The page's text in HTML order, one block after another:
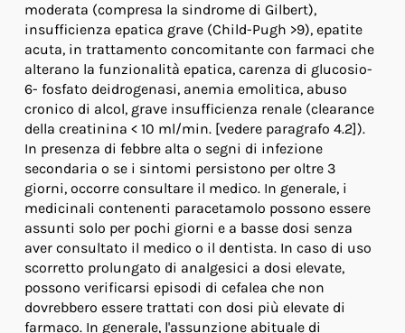
moderata (compresa la sindrome di Gilbert),
insufficienza epatica grave (Child-Pugh >9), epatite
acuta, in trattamento concomitante con farmaci che
alterano la funzionalità epatica, carenza di glucosio-
6- fosfato deidrogenasi, anemia emolitica, abuso
cronico di alcol, grave insufficienza renale (clearance
della creatinina < 10 ml/min. [vedere paragrafo 4.2]).
In presenza di febbre alta o segni di infezione
secondaria o se i sintomi persistono per oltre 3
giorni, occorre consultare il medico. In generale, i
medicinali contenenti paracetamolo possono essere
assunti solo per pochi giorni e a basse dosi senza
aver consultato il medico o il dentista. In caso di uso
scorretto prolungato di analgesici a dosi elevate,
possono verificarsi episodi di cefalea che non
dovrebbero essere trattati con dosi più elevate di
farmaco. In generale, l'assunzione abituale di